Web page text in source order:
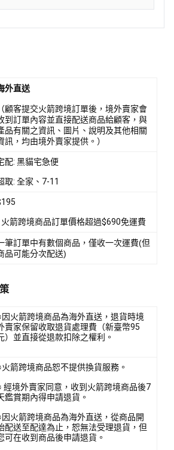
外直送
（顧客提交火箭跨境訂單後，境外賣家會
到訂單內容並直接配送商品給顧客，與
品有關之資訊、圖片、說明及其他相關
訊，均由境外賣家提供。）
配: 黑貓宅急便
取: 全家、7-11
火箭跨境商品訂單價格超過$690免運費
筆訂單中有數個商品，僅收一次運費(但
品可能分次配送)
火箭跨境商品為海外直送，退貨時境
賣家保留收取退貨處理費（新臺幣95
）並直接從退款扣除之權利。
箭跨境商品恕不提供換貨服務。
經境外賣家同意，收到火箭跨境商品後7
鑑賞期內得申請退貨。
火箭跨境商品為海外直送，從商品開
配送至配達為止，恕無法受理退貨，但
可在收到商品後申請退貨。